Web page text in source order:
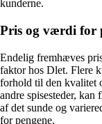
kunderne.
Pris og værdi for
Endelig fremhæves
faktor hos Dlet. Flere
forhold til den kvalitet
andre spisesteder,
af det sunde og
for pengene.